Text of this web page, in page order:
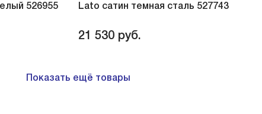
526955 Lato сатин темная сталь 527743
21 530 руб.
Показать ещё товары